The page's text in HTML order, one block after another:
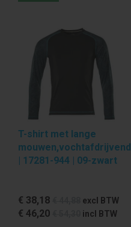
T-shirt met lange
mouwen,vochtafdrijvend
| 17281-944 | 09-zwart
€ 38,18 excl BTW
€ 46,20 incl BTW